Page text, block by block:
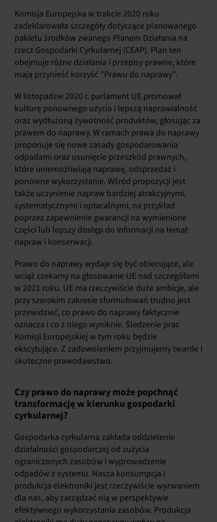
Komisja Europejska w trakcie 2020 roku
zadeklarowała szczegóły dotyczące planowanego
pakietu środków zwanego Planem Działania na
rzecz Gospodarki Cyrkularnej (CEAP). Plan ten
obejmuje różne działania i przepisy prawne, które
mają przynieść korzyść "Prawu do naprawy".
W listopadzie 2020 r. parlament UE promował
kulturę ponownego użycia i lepszą naprawialność
oraz wydłużoną żywotność produktów, głosując za
prawem do naprawy. W ramach prawa do naprawy
proponuje się nowe zasady gospodarowania
odpadami oraz usunięcie przeszkód prawnych,
które uniemożliwiają naprawę, odsprzedaż i
ponowne wykorzystanie. Wśród propozycji jest
także uczynienie napraw bardziej atrakcyjnymi,
systematycznymi i opłacalnymi, na przykład
poprzez zapewnienie gwarancji na wymienione
części lub lepszy dostęp do informacji na temat
napraw i konserwacji.
Prawo do naprawy wydaje się być obiecujące, ale
wciąż czekamy na głosowanie UE nad szczegółami
w 2021 roku. UE ma rzeczywiście duże ambicje, ale
przy szerokim zakresie sformułowań trudno jest
przewidzieć, co prawo do naprawy faktycznie
oznacza i co z niego wyniknie. Śledzenie prac
Komisji Europejskiej w tym roku będzie
ekscytujące. Z zadowoleniem przyjmujemy twarde i
skuteczne prawodawstwo.
Czy prawo do naprawy może popchnąć
transformację w kierunku gospodarki
cyrkularnej?
Gospodarka cyrkularna zakłada oddzielenie
działalności gospodarczej od zużycia
ograniczonych zasobów i wyprowadzenie
odpadów z systemu. Nasza konsumpcja i
produkcja elektroniki jest rzeczywiście wyzwaniem
dla nas, aby zarządzać nią w perspektywie
efektywnego wykorzystania zasobów. Produkcja